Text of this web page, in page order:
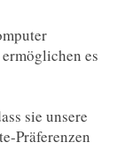
es
sie unsere
Präferenzen